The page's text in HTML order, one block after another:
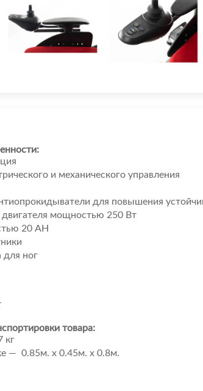
и механического управления
для повышения
двигателя мощностью 250 Вт
20 AH
для ног
товара:
кг
— 0.85м. x 0.45м. x 0.8м.